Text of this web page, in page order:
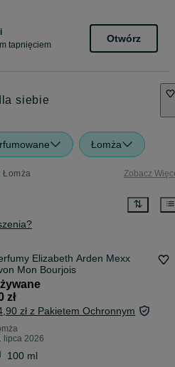
tapnięciem
Otwórz
siebie
Łomża
Łomża Zobacz
Elizabeth Arden Mexx
Mon Bourjois
zł
zł z Pakietem Ochronnym
lipca 2026
100 ml